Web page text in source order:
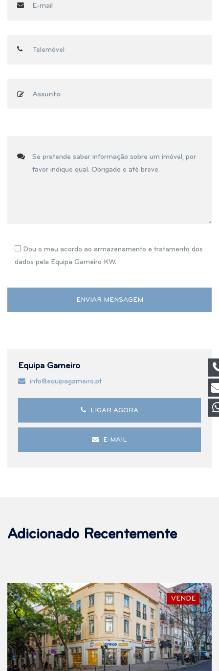
Assunto
Dou o meu acordo ao armazenamento e tratamento dos
dados pela Equipa Gameiro KW.
Equipa Gameiro
info@equipagameiro.pt
LIGAR AGORA
E-MAIL
Adicionado Recentemente
VENDE